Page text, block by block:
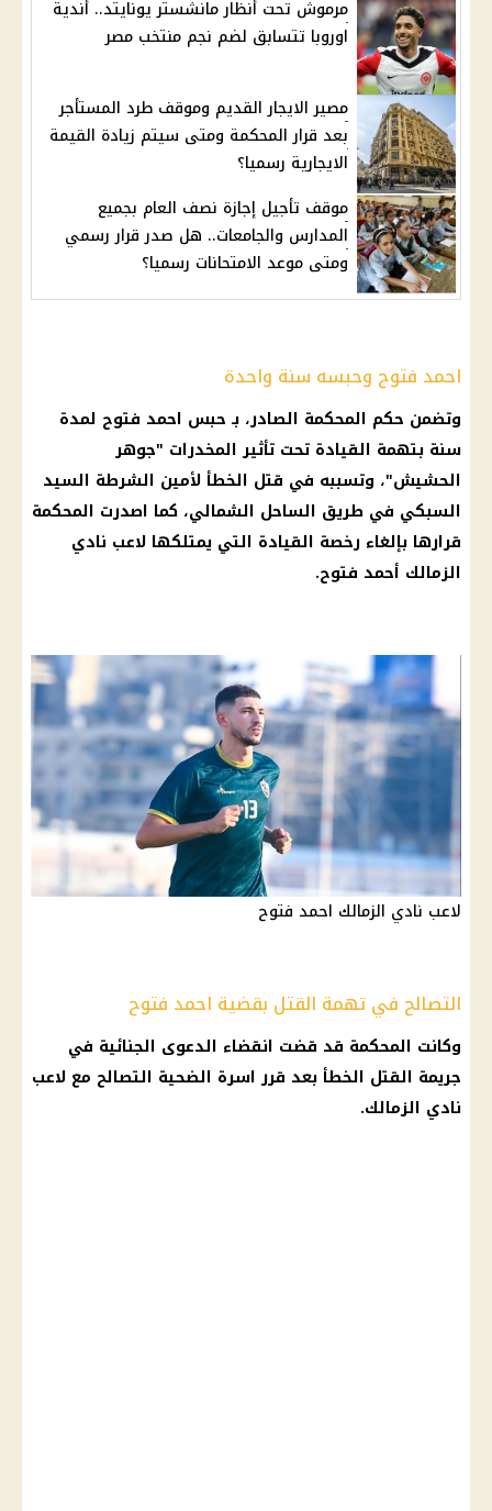
مرموش تحت أنظار مانشستر يونايتد.. أندية
اوروبا تتسابق لضم نجم منتخب مصر
مصير الايجار القديم وموقف طرد المستأجر
بعد قرار المحكمة ومتى سيتم زيادة القيمة
الايجارية رسميا؟
موقف تأجيل إجازة نصف العام بجميع
المدارس والجامعات.. هل صدر قرار رسمي
ومتى موعد الامتحانات رسميا؟
احمد فتوح وحبسه سنة واحدة
وتضمن حكم المحكمة الصادر، بـ حبس احمد فتوح لمدة
سنة بتهمة القيادة تحت تأثير المخدرات "جوهر
الحشيش"، وتسببه في قتل الخطأ لأمين الشرطة السيد
السبكي في طريق الساحل الشمالي، كما اصدرت المحكمة
قرارها بإلغاء رخصة القيادة التي يمتلكها لاعب نادي
الزمالك أحمد فتوح.
لاعب نادي الزمالك احمد فتوح
التصالح في تهمة القتل بقضية احمد فتوح
وكانت المحكمة قد قضت انقضاء الدعوى الجنائية في
جريمة القتل الخطأ بعد قرر اسرة الضحية التصالح مع لاعب
نادي الزمالك.